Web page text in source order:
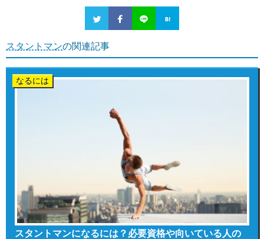
スタントマンの関連記事
なるには
スタントマンになるには？必要資格や向いている人の